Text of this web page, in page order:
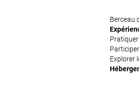
Berceau
Pratiquer
Explorer